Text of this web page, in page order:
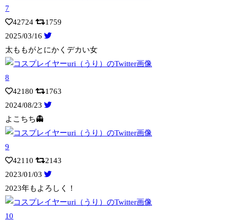
42724
1759
2025/03/16
太ももがとにかくデカい女
42180
1763
2024/08/23
よこちち👻
42110
2143
2023/01/03
2023年もよろしく！